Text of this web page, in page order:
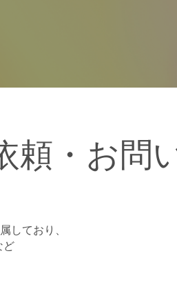
頼・お問
しており、
ど